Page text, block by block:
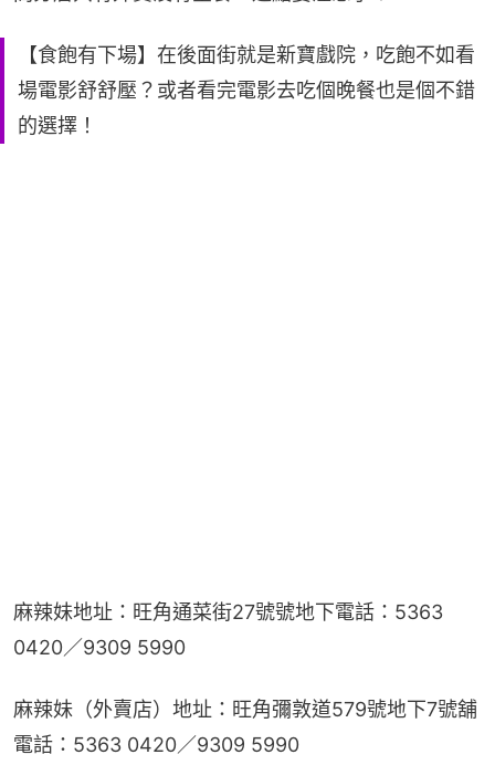
【食飽有下場】在後面街就是新寶戲院，吃飽不如看
場電影舒舒壓？或者看完電影去吃個晚餐也是個不錯
的選擇！
麻辣妹​地址：旺角通菜街27號號地下​電話：5363
0420／9309 5990
麻辣妹（外賣店）地址：旺角彌敦道579號地下7號舖​
電話：5363 0420／9309 5990